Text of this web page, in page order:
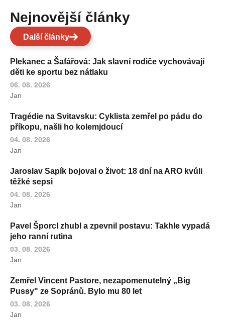
Nejnovější články
Další články
Plekanec a Šafářová: Jak slavní rodiče vychovávají
děti ke sportu bez nátlaku
06. 08. 2026
Jan
Tragédie na Svitavsku: Cyklista zemřel po pádu do
příkopu, našli ho kolemjdoucí
04. 08. 2026
Jan
Jaroslav Sapík bojoval o život: 18 dní na ARO kvůli
těžké sepsi
04. 08. 2026
Jan
Pavel Šporcl zhubl a zpevnil postavu: Takhle vypadá
jeho ranní rutina
03. 08. 2026
Jan
Zemřel Vincent Pastore, nezapomenutelný „Big
Pussy" ze Sopránů. Bylo mu 80 let
03. 08. 2026
Jan